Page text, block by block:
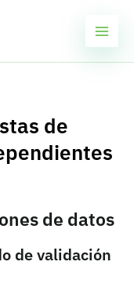
de
de datos
de validación